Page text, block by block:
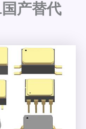
产替代